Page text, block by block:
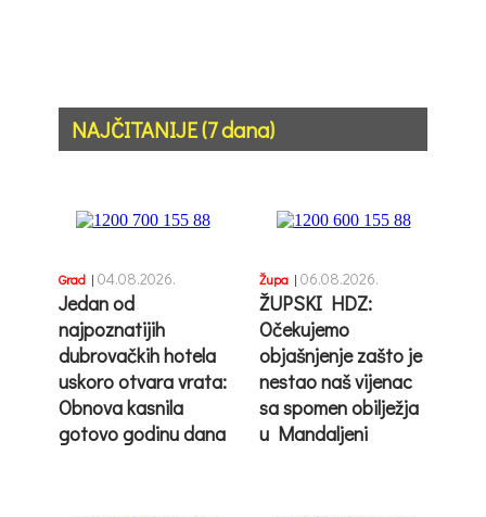
NAJČITANIJE (7 dana)
Grad | 04.08.2026.
Jedan od
najpoznatijih
dubrovačkih hotela
uskoro otvara vrata:
Obnova kasnila
gotovo godinu dana
Župa | 06.08.2026.
ŽUPSKI HDZ:
Očekujemo
objašnjenje zašto je
nestao naš vijenac
sa spomen obilježja
u Mandaljeni